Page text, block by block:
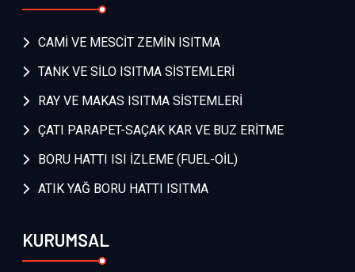
CAMİ VE MESCİT ZEMİN ISITMA
TANK VE SİLO ISITMA SİSTEMLERİ
RAY VE MAKAS ISITMA SİSTEMLERİ
ÇATI PARAPET-SAÇAK KAR VE BUZ ERİTME
BORU HATTI ISI İZLEME (FUEL-OİL)
ATIK YAĞ BORU HATTI ISITMA
KURUMSAL